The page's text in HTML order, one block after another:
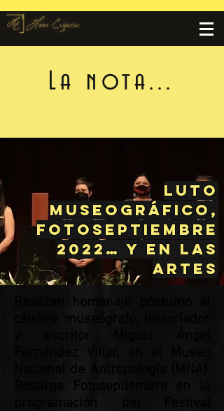
La nota...
Luto
museográfico,
Fotoseptiembre
2022… y en las
artes